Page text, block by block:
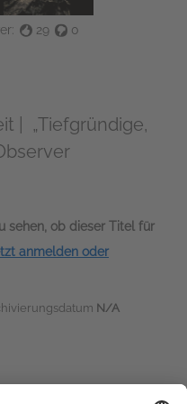
29 0
| „Tiefgründige,
sehen, ob dieser Titel für
anmelden oder
N/A